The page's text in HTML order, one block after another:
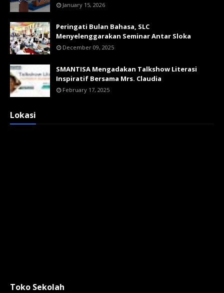
January 15, 2026
Peringati Bulan Bahasa, SLC
Menyelenggarakan Seminar Antar Sloka
December 09, 2025
SMANTISA Mengadakan Talkshow Literasi
Inspiratif Bersama Mrs. Claudia
February 17, 2025
Lokasi
Toko Sekolah